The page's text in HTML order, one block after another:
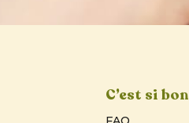
C’est si bon